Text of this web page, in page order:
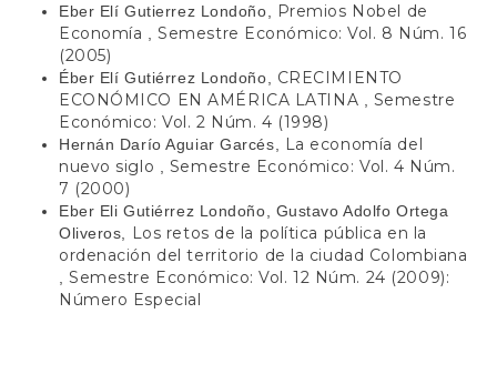
Eber Elí Gutierrez Londoño,
Premios Nobel de
Economía
,Semestre Económico: Vol. 8 Núm. 16
(2005)
Éber Elí Gutiérrez Londoño, CRECIMIENTO
ECONÓMICO EN AMÉRICA LATINA
Semestre
Económico: Vol. 2 Núm. 4 (1998)
Hernán Darío Aguiar Garcés,
La economía del
nuevo siglo
Semestre Económico: Vol. 4 Núm.
7 (2000)
Eber Eli Gutiérrez Londoño, Gustavo Adolfo Ortega
Oliveros,
Los retos de la política pública en la
ordenación del territorio de la ciudad Colombiana
,Semestre Económico: Vol. 12 Núm. 24 (2009):
Número Especial